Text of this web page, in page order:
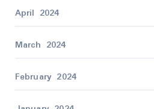
April 2024
March 2024
February 2024